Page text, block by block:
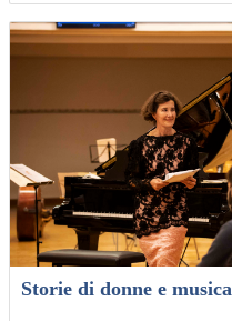
Storie di donne e musica